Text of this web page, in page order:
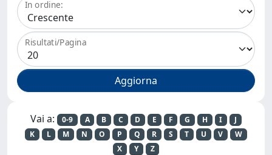
In ordine:
Risultati/Pagina
Vai a: 0-9 A B C D E F G H I
J
K
L M N O P Q R S T U V
W
X
Y Z